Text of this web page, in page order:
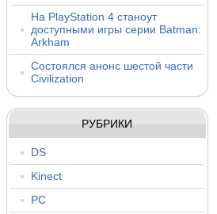
На PlayStation 4 станоут
доступными игры серии Batman:
Arkham
Состоялся анонс шестой части
Civilization
РУБРИКИ
DS
Kinect
PC